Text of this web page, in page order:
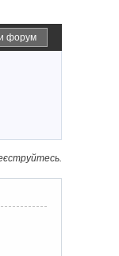
форум